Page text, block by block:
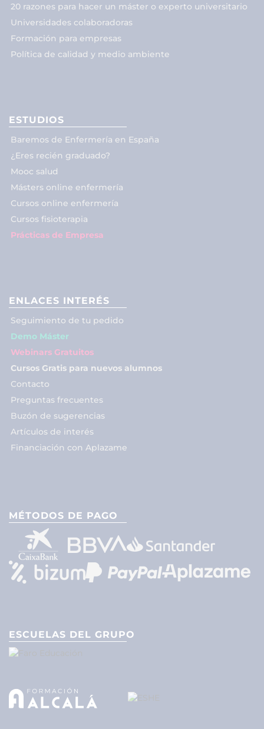
20 razones para hacer un máster o experto universitario
Universidades colaboradoras
Formación para empresas
Política de calidad y medio ambiente
ESTUDIOS
Baremos de Enfermería en España
¿Eres recién graduado?
Mooc salud
Másters online enfermería
Cursos online enfermería
Cursos fisioterapia
Prácticas de Empresa
ENLACES INTERÉS
Seguimiento de tu pedido
Demo Máster
Webinars Gratuitos
Cursos Gratis para nuevos alumnos
Contacto
Preguntas frecuentes
Buzón de sugerencias
Artículos de interés
Financiación con Aplazame
MÉTODOS DE PAGO
ESCUELAS DEL GRUPO